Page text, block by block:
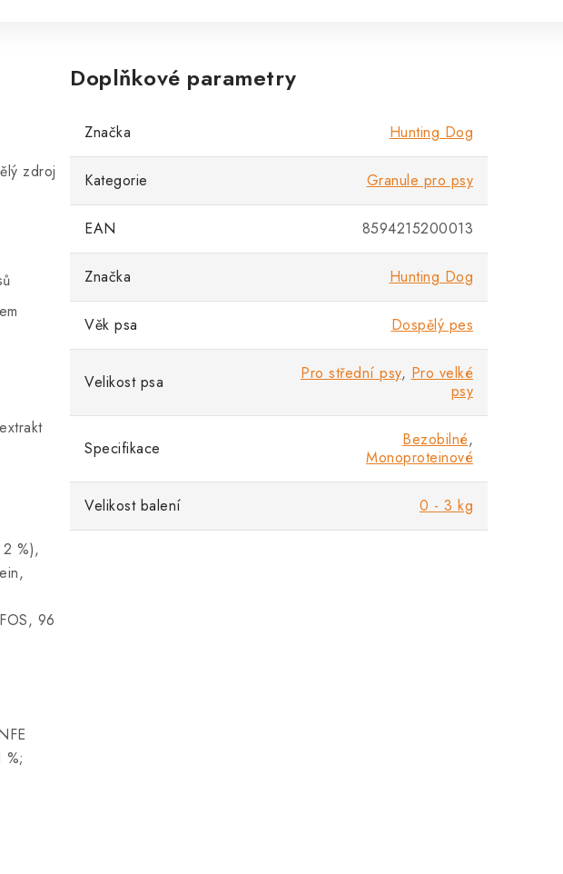
zdroj
%),
96
%;
Doplňkové parametry
Značka Hunting Dog
Kategorie Granule pro psy
EAN 8594215200013
Značka Hunting Dog
Věk psa Dospělý pes
Velikost psa Pro střední psy, Pro velké
psy
Specifikace Bezobilné,
Monoproteinové
Velikost balení 0 - 3 kg